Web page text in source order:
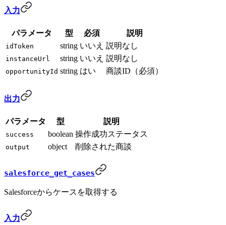
入力
パラメータ 型 必須 説明
idToken string いいえ 説明なし
instanceUrl string いいえ 説明なし
opportunityId string はい 商談ID（必須）
出力
パラメータ 型 説明
success boolean 操作成功ステータス
output object 削除された商談
salesforce_get_cases
Salesforceからケースを取得する
入力